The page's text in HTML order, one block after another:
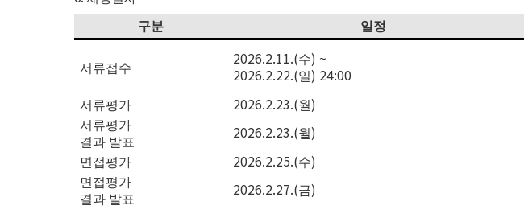
구분 일정
서류접수
2026.2.11.(수) ~
2026.2.22.(일) 24:00
서류평가
2026.2.23.(월)
서류평가
결과 발표
2026.2.23.(월)
면접평가 2026.2.25.(수)
면접평가
결과 발표
2026.2.27.(금)